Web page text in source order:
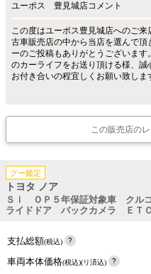
ユーポス 豊見城店コメント
この度はユーポス豊見城店へのご
古車販売店の中から当店を選んで
ーのご投稿もありがとうございま
のカーライフをお送り頂ける様、
お付き合いの程宜しくお願い致しま
この販売店の
グー鑑定
トヨタ ノア
Ｓｉ ＯＰ５年保証対象車 クル
ライドドア バックカメラ ＥＴＣ
支払総額(税込)
車両本体価格(税込)(リ済込)